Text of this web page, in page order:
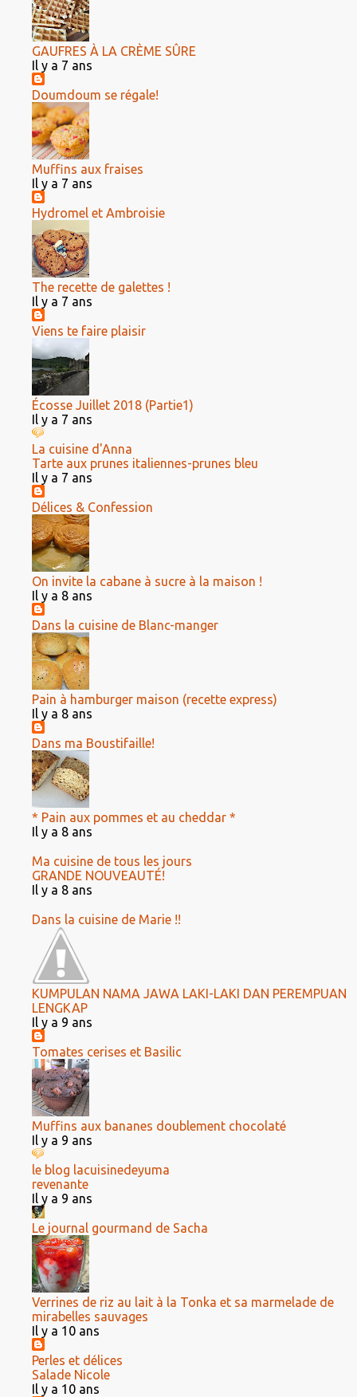
GAUFRES À LA CRÈME SÛRE
Il y a 7 ans
Doumdoum se régale!
Muffins aux fraises
Il y a 7 ans
Hydromel et Ambroisie
The recette de galettes !
Il y a 7 ans
Viens te faire plaisir
Écosse Juillet 2018 (Partie1)
Il y a 7 ans
La cuisine d'Anna
Tarte aux prunes italiennes-prunes bleu
Il y a 7 ans
Délices & Confession
On invite la cabane à sucre à la maison !
Il y a 8 ans
Dans la cuisine de Blanc-manger
Pain à hamburger maison (recette express)
Il y a 8 ans
Dans ma Boustifaille!
* Pain aux pommes et au cheddar *
Il y a 8 ans
Ma cuisine de tous les jours
GRANDE NOUVEAUTÉ!
Il y a 8 ans
Dans la cuisine de Marie !!
KUMPULAN NAMA JAWA LAKI-LAKI DAN PEREMPUAN
LENGKAP
Il y a 9 ans
Tomates cerises et Basilic
Muffins aux bananes doublement chocolaté
Il y a 9 ans
le blog lacuisinedeyuma
revenante
Il y a 9 ans
Le journal gourmand de Sacha
Verrines de riz au lait à la Tonka et sa marmelade de
mirabelles sauvages
Il y a 10 ans
Perles et délices
Salade Nicole
Il y a 10 ans